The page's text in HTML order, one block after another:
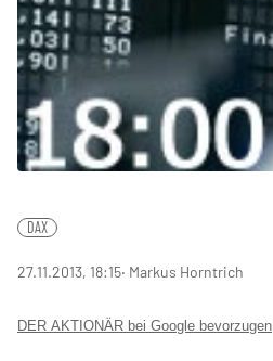
DAX
27.11.2013, 18:15‧ Markus Horntrich
DER AKTIONÄR bei Google bevorzugen